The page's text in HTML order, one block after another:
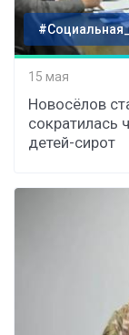
15 мая
Новосёлов
сократилась
детей-сирот